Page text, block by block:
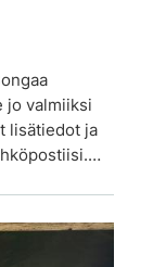
jo valmiiksi
lisätiedot ja